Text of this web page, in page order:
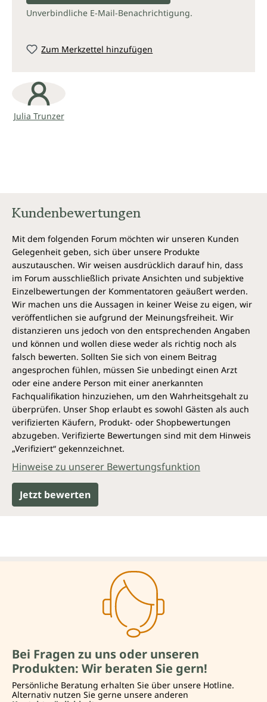
Unverbindliche E-Mail-Benachrichtigung.
Zum Merkzettel hinzufügen
Julia Trunzer
Kundenbewertungen
Mit dem folgenden Forum möchten wir unseren Kunden
Gelegenheit geben, sich über unsere Produkte
auszutauschen. Wir weisen ausdrücklich darauf hin, dass
im Forum ausschließlich private Ansichten und subjektive
Einzelbewertungen der Kommentatoren geäußert werden.
Wir machen uns die Aussagen in keiner Weise zu eigen, wir
veröffentlichen sie aufgrund der Meinungsfreiheit. Wir
distanzieren uns jedoch von den entsprechenden Angaben
und können und wollen diese weder als richtig noch als
falsch bewerten. Sollten Sie sich von einem Beitrag
angesprochen fühlen, müssen Sie unbedingt einen Arzt
oder eine andere Person mit einer anerkannten
Fachqualifikation hinzuziehen, um den Wahrheitsgehalt zu
überprüfen. Unser Shop erlaubt es sowohl Gästen als auch
verifizierten Käufern, Produkt- oder Shopbewertungen
abzugeben. Verifizierte Bewertungen sind mit dem Hinweis
„Verifiziert“ gekennzeichnet.
Hinweise zu unserer Bewertungsfunktion
Jetzt bewerten
Bei Fragen zu uns oder unseren
Produkten: Wir beraten Sie gern!
Persönliche Beratung erhalten Sie über unsere Hotline.
Alternativ nutzen Sie gerne unsere anderen